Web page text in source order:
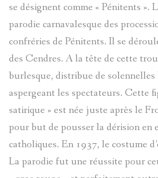
se désignent comme « Pénitents ».
parodie carnavalesque des
confréries de Pénitents. Il se
des Cendres. A la tête de cette
burlesque, distribue de
aspergeant les spectateurs. Cette
satirique » est née juste après le
pour but de pousser la dérision en
catholiques. En 1937, le costume
La parodie fut une réussite pour